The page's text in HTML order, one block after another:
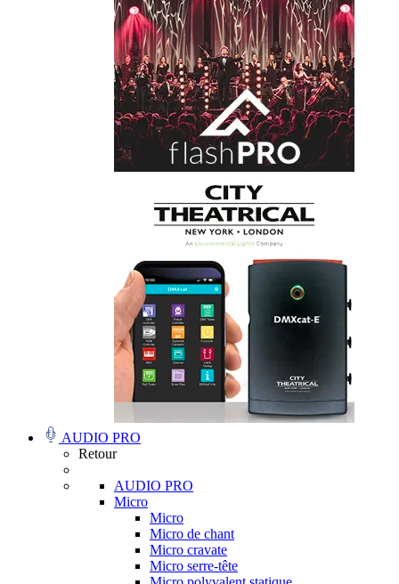
AUDIO PRO
Retour
AUDIO PRO
Micro
Micro
Micro de chant
Micro cravate
Micro serre-tête